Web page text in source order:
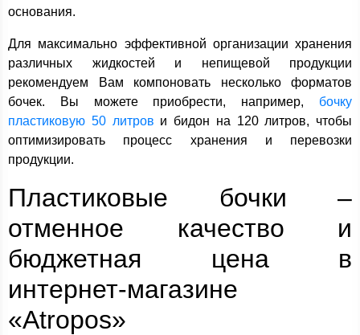
основания.
Для максимально эффективной организации хранения
различных жидкостей и непищевой продукции
рекомендуем Вам компоновать несколько форматов
бочек. Вы можете приобрести, например, бочку
пластиковую 50 литров и бидон на 120 литров, чтобы
оптимизировать процесс хранения и перевозки
продукции.
Пластиковые бочки –
отменное качество и
бюджетная цена в
интернет-магазине
«Atropos»